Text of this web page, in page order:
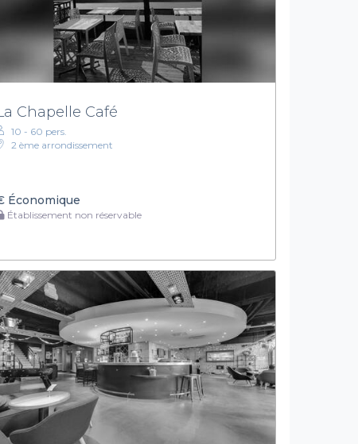
Chapelle Café
10 - 60 pers.
2 ème arrondissement
Économique
Établissement non réservable